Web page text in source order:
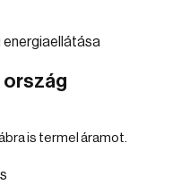
ország
is termel áramot.